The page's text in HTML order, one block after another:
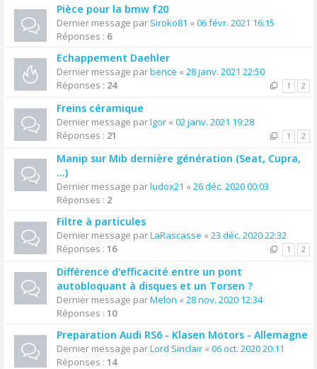
Pièce pour la bmw f20
Dernier message par Siroko81 « 06 févr. 2021 16:15
Réponses : 6
Echappement Daehler
Dernier message parbence « 28 janv. 2021 22:50
Réponses : 24 1 2
Freins céramique
Dernier message parIgor « 02 janv. 2021 19:28
Réponses : 21 1 2
Manip sur Mib dernière génération (Seat, Cupra,
...)
Dernier message parludox21 « 26 déc. 2020 00:03
Réponses : 2
Filtre à particules
Dernier message parLaRascasse « 23 déc. 2020 22:32
Réponses : 16 1 2
Différence d'efficacité entre un pont
autobloquant à disques et un Torsen ?
Dernier message parMelon « 28 nov. 2020 12:34
Réponses : 10
Preparation Audi RS6 - Klasen Motors - Allemagne
Dernier message parLord Sinclair « 06 oct. 2020 20:11
Réponses : 14